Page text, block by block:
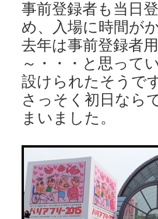
事前登録者も当日
め、入場に時間が
去年は事前登録者
～・・・と思って
設けられたそうです
さっそく初日なら
まいました。